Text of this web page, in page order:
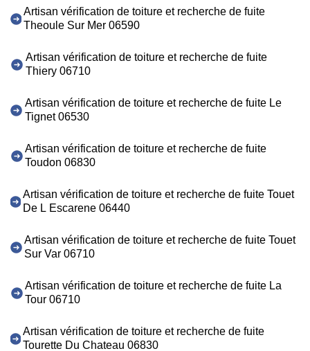
Artisan vérification de toiture et recherche de fuite
Theoule Sur Mer 06590
Artisan vérification de toiture et recherche de fuite
Thiery 06710
Artisan vérification de toiture et recherche de fuite Le
Tignet 06530
Artisan vérification de toiture et recherche de fuite
Toudon 06830
Artisan vérification de toiture et recherche de fuite Touet
De L Escarene 06440
Artisan vérification de toiture et recherche de fuite Touet
Sur Var 06710
Artisan vérification de toiture et recherche de fuite La
Tour 06710
Artisan vérification de toiture et recherche de fuite
Tourette Du Chateau 06830